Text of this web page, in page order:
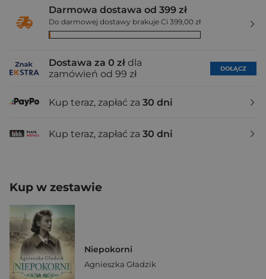
Darmowa dostawa od 399 zł
Do darmowej dostawy brakuje Ci 399,00 zł
Dostawa za 0 zł dla
zamówień od 99 zł
DOŁĄCZ
Kup teraz, zapłać za 30 dni
Kup teraz, zapłać za 30 dni
Kup w zestawie
Niepokorni
Agnieszka Gładzik